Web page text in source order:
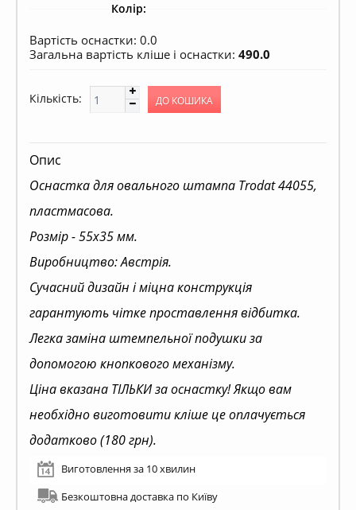
Колір:
Вартість оснастки: 0.0
Загальна вартість кліше і оснастки: 490.0
Кількість:
Опис
Оснастка для овального штампа Trodat 44055,
пластмасова.
Розмір - 55х35 мм.
Виробництво: Австрія.
Сучасний дизайн і міцна конструкція
гарантують чітке проставлення відбитка.
Легка заміна штемпельної подушки за
допомогою кнопкового механізму.
Ціна вказана ТІЛЬКИ за оснастку! Якщо вам
необхідно виготовити кліше це оплачується
додатково (180 грн).
Виготовлення за 10 хвилин
Безкоштовна доставка по Київу